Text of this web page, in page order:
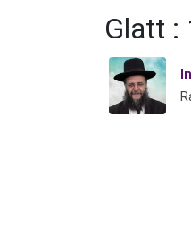
Glatt :